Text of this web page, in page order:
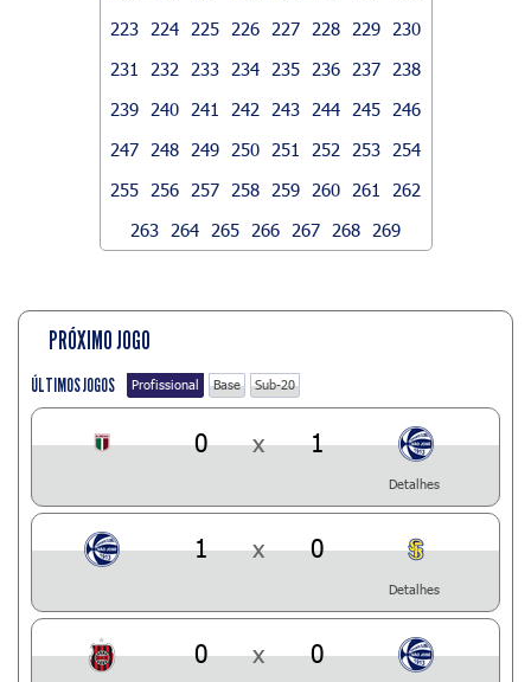
223
224 225 226 227 228 229
230
231
232 233 234 235 236 237
238
239
240 241 242 243 244 245
246
247
248 249 250 251 252 253
254
255
256 257 258 259 260 261
262
263
264 265 266 267 268 269
PRÓXIMO JOGO
ÚLTIMOS JOGOS Profissional Base Sub-20
0 x 1
Detalhes
1 x 0
Detalhes
0 x 0